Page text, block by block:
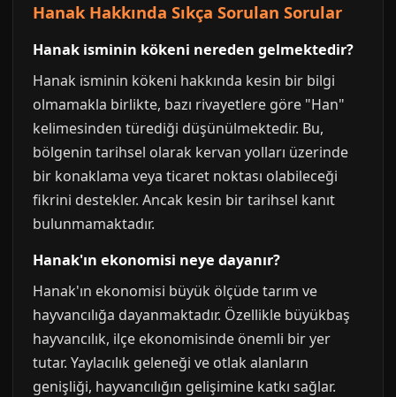
Hanak Hakkında Sıkça Sorulan Sorular
Hanak isminin kökeni nereden gelmektedir?
Hanak isminin kökeni hakkında kesin bir bilgi
olmamakla birlikte, bazı rivayetlere göre "Han"
kelimesinden türediği düşünülmektedir. Bu,
bölgenin tarihsel olarak kervan yolları üzerinde
bir konaklama veya ticaret noktası olabileceği
fikrini destekler. Ancak kesin bir tarihsel kanıt
bulunmamaktadır.
Hanak'ın ekonomisi neye dayanır?
Hanak'ın ekonomisi büyük ölçüde tarım ve
hayvancılığa dayanmaktadır. Özellikle büyükbaş
hayvancılık, ilçe ekonomisinde önemli bir yer
tutar. Yaylacılık geleneği ve otlak alanların
genişliği, hayvancılığın gelişimine katkı sağlar.